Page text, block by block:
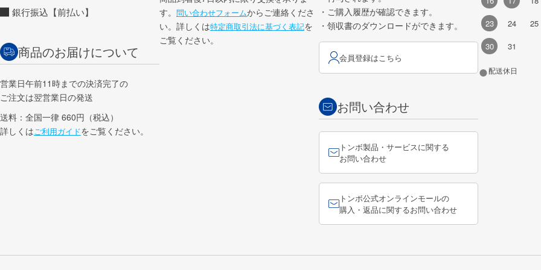
銀行振込【前払い】
商品のお届けについて
営業日午前11時までの決済完了の
ご注文は翌営業日の発送
送料：全国一律 660円（税込）
詳しくはご利用ガイドをご覧ください。
す。 問い合わせフォームからご連絡くださ
い。詳しくは特定商取引法に基づく表記を
ご覧ください。
・ご購入履歴が確認できます。
・領収書のダウンロードができます。
会員登録はこちら
お問い合わせ
トンボ製品・サービスに関する
お問い合わせ
トンボ公式オンラインモールの
購入・返品に関するお問い合わせ
23
24 25
30
31
●配送休日